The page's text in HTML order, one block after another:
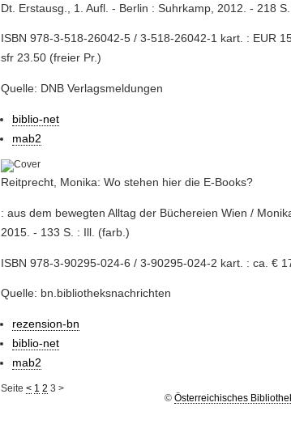
Dt. Erstausg., 1. Aufl. - Berlin : Suhrkamp, 2012. - 218
ISBN 978-3-518-26042-5 / 3-518-26042-1 kart. : EUR
sfr 23.50 (freier Pr.)
Quelle: DNB Verlagsmeldungen
biblio-net
mab2
Reitprecht, Monika: Wo stehen hier die E-Books?
: aus dem bewegten Alltag der Büchereien Wien /
2015. - 133 S. : Ill. (farb.)
ISBN 978-3-90295-024-6 / 3-90295-024-2 kart. : ca. €
Quelle: bn.bibliotheksnachrichten
rezension-bn
biblio-net
mab2
Seite< 1 2 3 >
© Österreichisches